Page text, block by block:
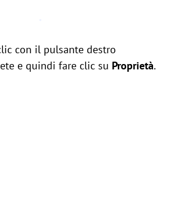
con il pulsante destro
e quindi fare clic su Proprietà.